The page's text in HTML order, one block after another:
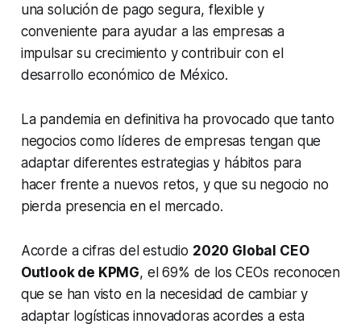
una solución de pago segura, flexible y
conveniente para ayudar a las empresas a
impulsar su crecimiento y contribuir con el
desarrollo económico de México.
La pandemia en definitiva ha provocado que tanto
negocios como líderes de empresas tengan que
adaptar diferentes estrategias y hábitos para
hacer frente a nuevos retos, y que su negocio no
pierda presencia en el mercado.
Acorde a cifras del estudio 2020 Global CEO
Outlook de KPMG, el 69% de los CEOs reconocen
que se han visto en la necesidad de cambiar y
adaptar logísticas innovadoras acordes a esta